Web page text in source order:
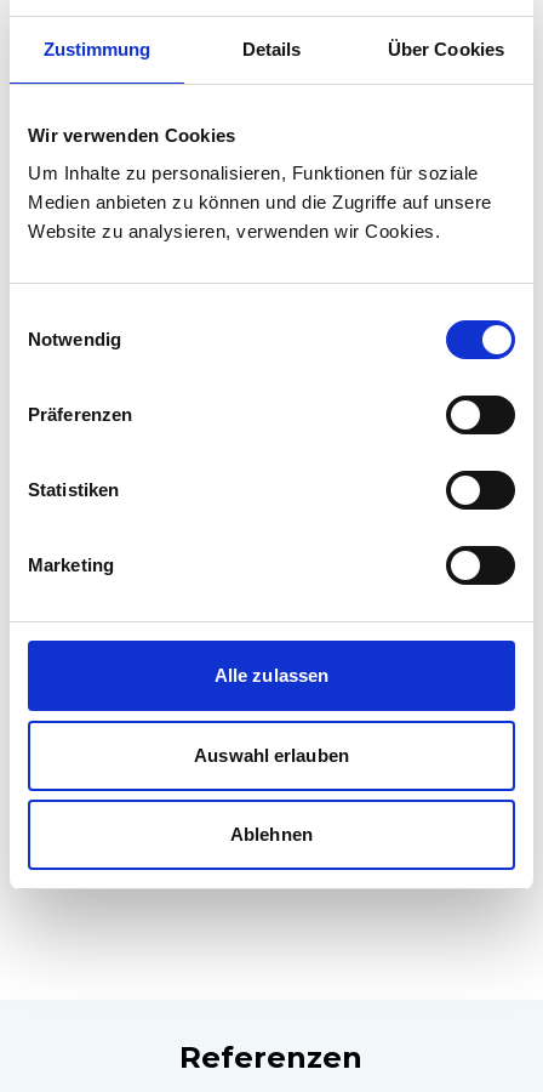
Zustimmung Details Über Cookies
Wir verwenden Cookies
Um Inhalte zu personalisieren, Funktionen für soziale
Medien anbieten zu können und die Zugriffe auf unsere
Website zu analysieren, verwenden wir Cookies.
Notwendig
Präferenzen
Statistiken
Marketing
Alle zulassen
Auswahl erlauben
Ablehnen
umsteigefrei zu verbinden. Der CITYLINK ist für
den Betrieb auf dem innerstädtischen
Strassenbahn- und Stadtbahnnetz sowie auf
Stadler zur weltweiten Referenz im
Strassenbahnsegment geworden.
Elektrisch / Elektrisch MS / Elektrisch + Diesel
Meter- bis Normalspur
100% Niederflur von Endtür zu Endtür
Referenzen